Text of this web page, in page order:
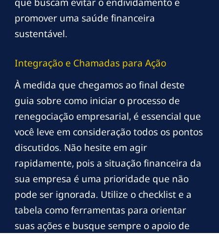
promover uma saúde financeira
sustentável.
Integração e Chamadas para Ação
À medida que chegamos ao final deste
guia sobre como iniciar o processo de
renegociação empresarial, é essencial que
você leve em consideração todos os pontos
discutidos. Não hesite em agir
rapidamente, pois a situação financeira da
sua empresa é uma prioridade que não
pode ser ignorada. Utilize o checklist e a
tabela como ferramentas para orientar
suas ações e busque sempre o apoio de